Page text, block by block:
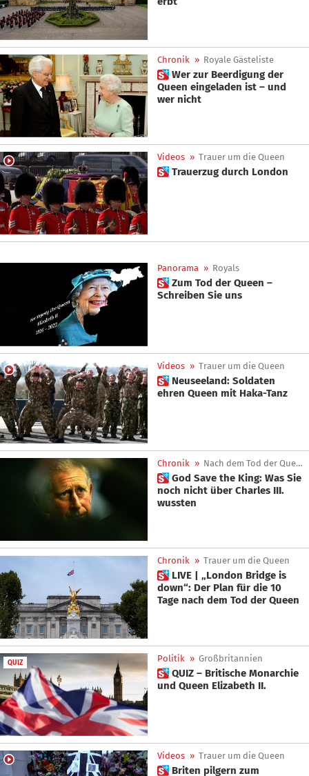
Chronik » Royale Gästeliste
 Wer zur Beerdigung der
Queen eingeladen ist – und
wer nicht
Videos » Trauer um die Queen
 Trauerzug durch London
Panorama » Royals
 Zum Tod der Queen –
Schreiben Sie uns
Videos » Trauer um die Queen
 Neuseeland: Soldaten
ehren Queen mit Haka-Tanz
Chronik » Nach dem Tod der Queen
 God Save the King: Was Sie
noch nicht über Charles III.
wussten
Chronik » Trauer um die Queen
 LIVE | „London Bridge is
down“: Der Plan für die 10
Tage nach dem Tod der Queen
QUIZ Politik » Großbritannien
 QUIZ – Britische Monarchie
und Queen Elizabeth II.
Videos » Trauer um die Queen
 Briten pilgern zum